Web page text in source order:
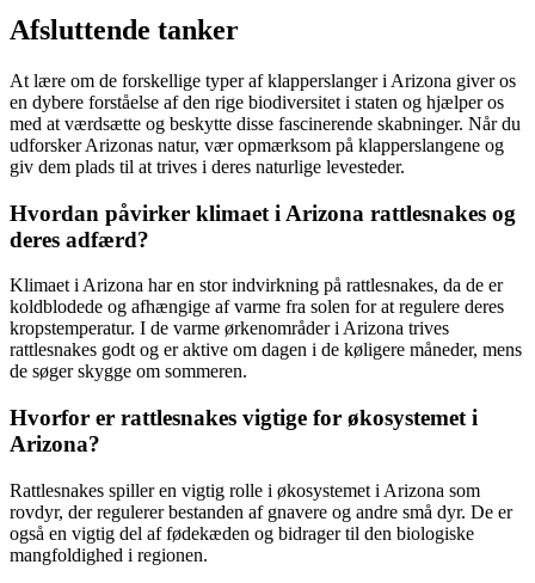
Afsluttende tanker
At lære om de forskellige typer af klapperslanger i Arizona giver os
en dybere forståelse af den rige biodiversitet i staten og hjælper os
med at værdsætte og beskytte disse fascinerende skabninger. Når du
udforsker Arizonas natur, vær opmærksom på klapperslangene og
giv dem plads til at trives i deres naturlige levesteder.
Hvordan påvirker klimaet i Arizona rattlesnakes og
deres adfærd?
Klimaet i Arizona har en stor indvirkning på rattlesnakes, da de er
koldblodede og afhængige af varme fra solen for at regulere deres
kropstemperatur. I de varme ørkenområder i Arizona trives
rattlesnakes godt og er aktive om dagen i de køligere måneder, mens
de søger skygge om sommeren.
Hvorfor er rattlesnakes vigtige for økosystemet i
Arizona?
Rattlesnakes spiller en vigtig rolle i økosystemet i Arizona som
rovdyr, der regulerer bestanden af gnavere og andre små dyr. De er
også en vigtig del af fødekæden og bidrager til den biologiske
mangfoldighed i regionen.